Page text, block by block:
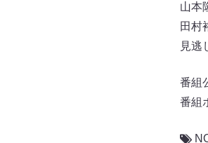
山本
田村
見逃
番組
番組